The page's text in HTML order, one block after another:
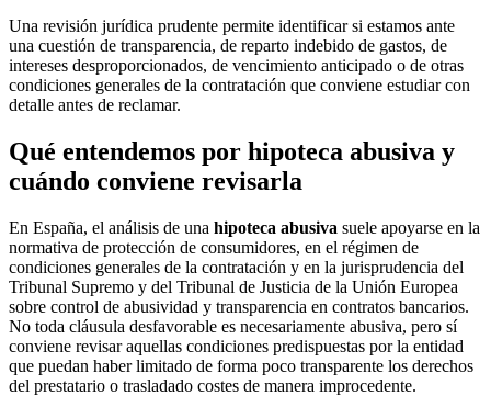
Una revisión jurídica prudente permite identificar si estamos ante
una cuestión de transparencia, de reparto indebido de gastos, de
intereses desproporcionados, de vencimiento anticipado o de otras
condiciones generales de la contratación que conviene estudiar con
detalle antes de reclamar.
Qué entendemos por hipoteca abusiva y
cuándo conviene revisarla
En España, el análisis de una hipoteca abusiva suele apoyarse en la
normativa de protección de consumidores, en el régimen de
condiciones generales de la contratación y en la jurisprudencia del
Tribunal Supremo y del Tribunal de Justicia de la Unión Europea
sobre control de abusividad y transparencia en contratos bancarios.
No toda cláusula desfavorable es necesariamente abusiva, pero sí
conviene revisar aquellas condiciones predispuestas por la entidad
que puedan haber limitado de forma poco transparente los derechos
del prestatario o trasladado costes de manera improcedente.